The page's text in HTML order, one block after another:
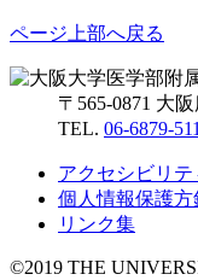
ページ上部へ戻る
〒565-0871 大
TEL. 06-6879-
アクセシビリ
個人情報保護方
リンク集
©2019 THE